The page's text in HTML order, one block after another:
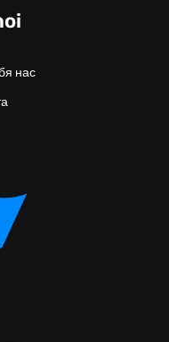
нас